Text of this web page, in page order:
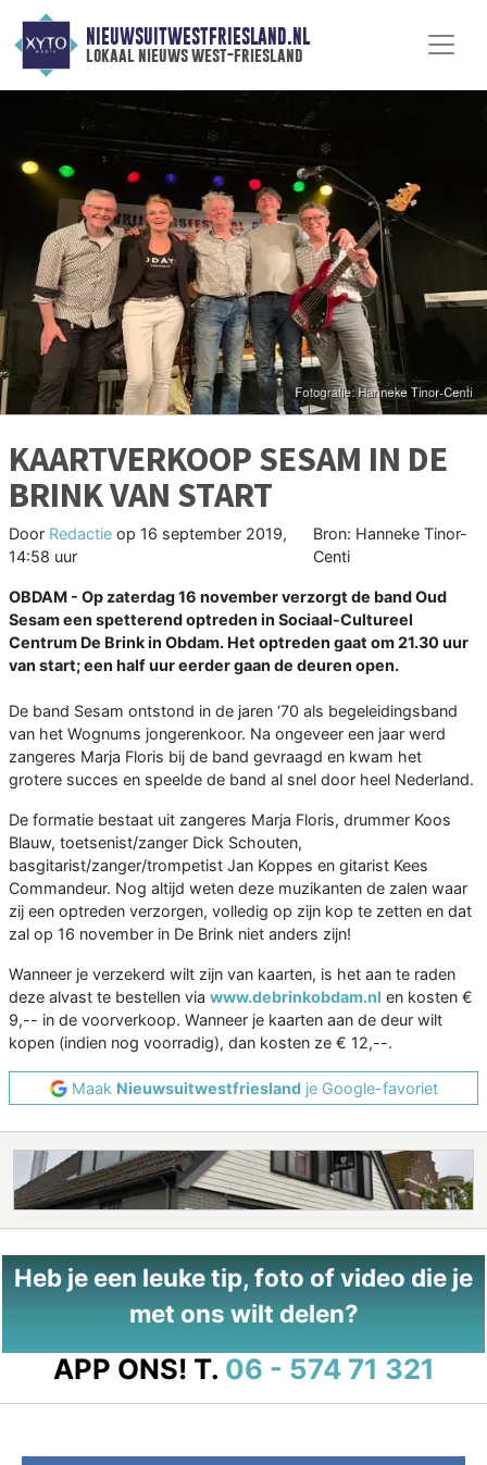
NIEUWSUITWESTFRIESLAND.NL
lokaal nieuws west-friesland
KAARTVERKOOP SESAM IN DE
BRINK VAN START
Door Redactie op 16 september 2019,
14:58 uur
Bron: Hanneke Tinor-
Centi
OBDAM - Op zaterdag 16 november verzorgt de band Oud
Sesam een spetterend optreden in Sociaal-Cultureel
Centrum De Brink in Obdam. Het optreden gaat om 21.30 uur
van start; een half uur eerder gaan de deuren open.
De band Sesam ontstond in de jaren ‘70 als begeleidingsband
van het Wognums jongerenkoor. Na ongeveer een jaar werd
zangeres Marja Floris bij de band gevraagd en kwam het
grotere succes en speelde de band al snel door heel Nederland.
De formatie bestaat uit zangeres Marja Floris, drummer Koos
Blauw, toetsenist/zanger Dick Schouten,
basgitarist/zanger/trompetist Jan Koppes en gitarist Kees
Commandeur. Nog altijd weten deze muzikanten de zalen waar
zij een optreden verzorgen, volledig op zijn kop te zetten en dat
zal op 16 november in De Brink niet anders zijn!
Wanneer je verzekerd wilt zijn van kaarten, is het aan te raden
deze alvast te bestellen via www.debrinkobdam.nl en kosten €
9,-- in de voorverkoop. Wanneer je kaarten aan de deur wilt
kopen (indien nog voorradig), dan kosten ze € 12,--.
Maak Nieuwsuitwestfrieslandje Google-favoriet
Heb je een leuke tip, foto of video die je
met ons wilt delen?
APP ONS! T. 06 - 574 71 321